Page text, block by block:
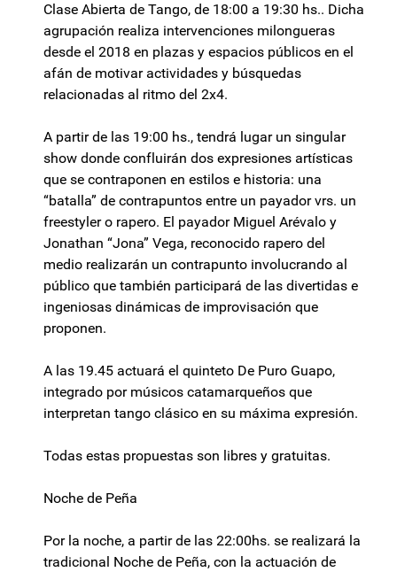
Clase Abierta de Tango, de 18:00 a 19:30 hs.. Dicha
agrupación realiza intervenciones milongueras
desde el 2018 en plazas y espacios públicos en el
afán de motivar actividades y búsquedas
relacionadas al ritmo del 2x4.
A partir de las 19:00 hs., tendrá lugar un singular
show donde confluirán dos expresiones artísticas
que se contraponen en estilos e historia: una
“batalla” de contrapuntos entre un payador vrs. un
freestyler o rapero. El payador Miguel Arévalo y
Jonathan “Jona” Vega, reconocido rapero del
medio realizarán un contrapunto involucrando al
público que también participará de las divertidas e
ingeniosas dinámicas de improvisación que
proponen.
A las 19.45 actuará el quinteto De Puro Guapo,
integrado por músicos catamarqueños que
interpretan tango clásico en su máxima expresión.
Todas estas propuestas son libres y gratuitas.
Noche de Peña
Por la noche, a partir de las 22:00hs. se realizará la
tradicional Noche de Peña, con la actuación de